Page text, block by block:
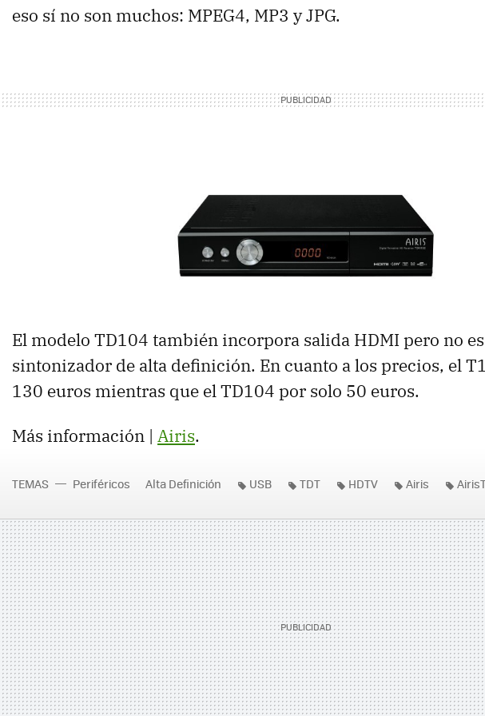
eso sí no son muchos: MPEG4, MP3 yJPG.
El modelo TD104 también incorpora salida HDMIpero no
sintonizador de alta definición. En cuanto a los precios, el
130 euros mientras que el TD104 por solo 50 euros.
Más información | Airis.
TEMAS Periféricos Alta Definición USB TDT HDTV Airis